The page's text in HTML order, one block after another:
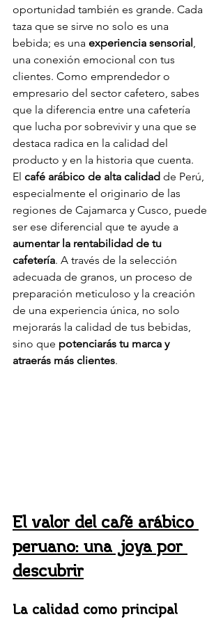
oportunidad también es grande. Cada
taza que se sirve no solo es una
bebida; es una experiencia sensorial,
una conexión emocional con tus
clientes. Como emprendedor o
empresario del sector cafetero, sabes
que la diferencia entre una cafetería
que lucha por sobrevivir y una que se
destaca radica en la calidad del
producto y en la historia que cuenta.
El café arábico de alta calidad de Perú,
especialmente el originario de las
regiones de Cajamarca y Cusco, puede
ser ese diferencial que te ayude a
aumentar la rentabilidad de tu
cafetería. A través de la selección
adecuada de granos, un proceso de
preparación meticuloso y la creación
de una experiencia única, no solo
mejorarás la calidad de tus bebidas,
sino que potenciarás tu marca y
atraerás más clientes.
El valor del café arábico
peruano: una joya por
descubrir
La calidad como principal